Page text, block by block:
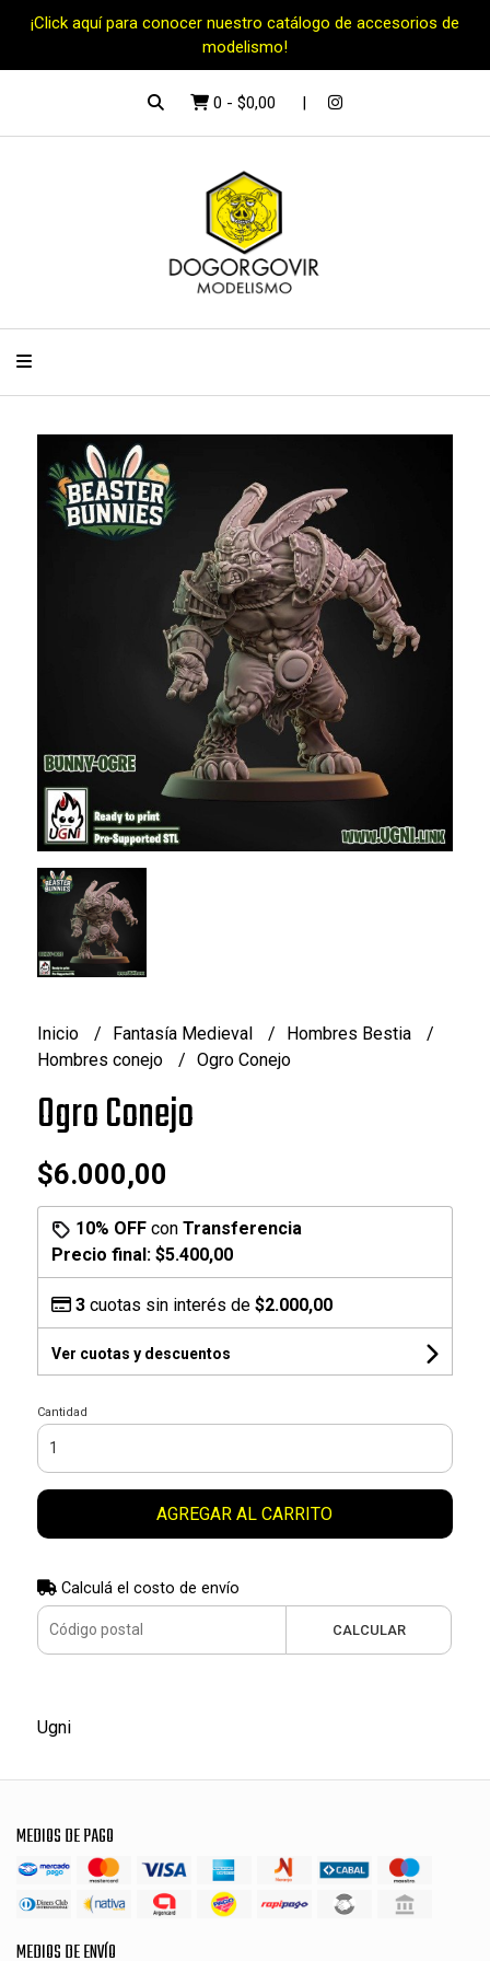
¡Click aquí para conocer nuestro catálogo de accesorios de
modelismo!
0 - $0,00
Inicio Fantasía Medieval
Hombres Bestia
Hombres conejo
Ogro Conejo
Ogro Conejo
$6.000,00
10% OFFcon Transferencia
Precio final: $5.400,00
3cuotas sin interés de $2.000,00
Ver cuotas y descuentos
Cantidad
AGREGAR AL CARRITO
Calculá el costo de envío
CALCULAR
Ugni
MEDIOS DE PAGO
MEDIOS DE ENVÍO